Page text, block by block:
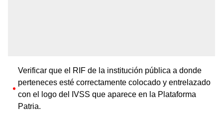
Verificar que el RIF de la institución pública a donde
perteneces esté correctamente colocado y entrelazado
con el logo del IVSS que aparece en la Plataforma
Patria.